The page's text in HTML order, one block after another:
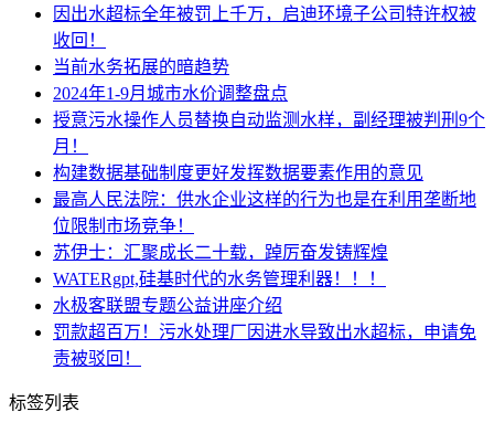
因出水超标全年被罚上千万，启迪环境子公司特许权被
收回！
当前水务拓展的暗趋势
2024年1-9月城市水价调整盘点
授意污水操作人员替换自动监测水样，副经理被判刑9个
月！
构建数据基础制度更好发挥数据要素作用的意见
最高人民法院：供水企业这样的行为也是在利用垄断地
位限制市场竞争！
苏伊士：汇聚成长二十载，踔厉奋发铸辉煌
WATERgpt,硅基时代的水务管理利器！！！
水极客联盟专题公益讲座介绍
罚款超百万！污水处理厂因进水导致出水超标，申请免
责被驳回！
标签列表